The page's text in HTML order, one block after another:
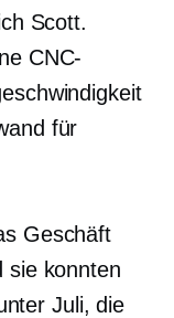
Scott.
CNC-
für
Geschäft
sie konnten
Juli, die